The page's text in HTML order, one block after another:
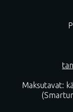
Maksutavat: